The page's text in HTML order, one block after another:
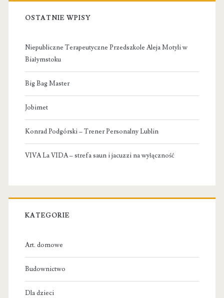
OSTATNIE WPISY
Niepubliczne Terapeutyczne Przedszkole Aleja Motyli w
Białymstoku
Big Bag Master
Jobimet
Konrad Podgórski – Trener Personalny Lublin
VIVA La VIDA – strefa saun i jacuzzi na wyłączność
KATEGORIE
Art. domowe
Budownictwo
Dla dzieci